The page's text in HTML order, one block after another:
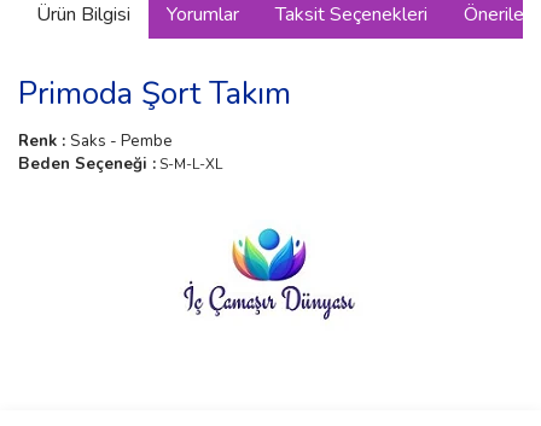
Ürün Bilgisi Yorumlar Taksit Seçenekleri
Primoda Şort Takım
Renk : Saks - Pembe
Beden Seçeneği :S-M-L-XL